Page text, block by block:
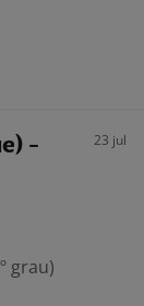
-
23 jul
grau)